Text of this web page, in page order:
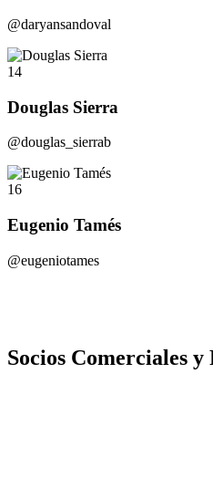
@daryansandoval
14
Douglas Sierra
@douglas_sierrab
16
Eugenio Tamés
@eugeniotames
Socios Comerciales